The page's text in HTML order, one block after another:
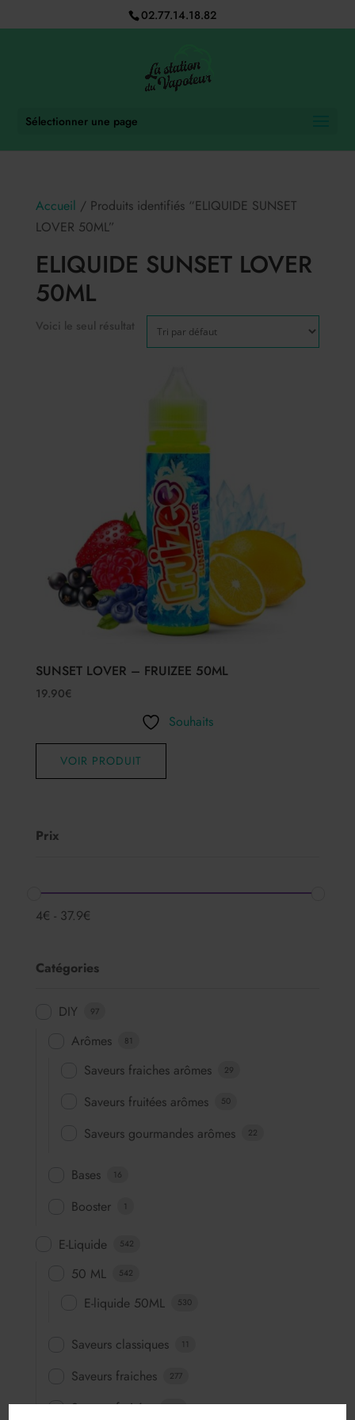
02.77.14.18.82
Sélectionner une page
Accueil / Produits identifiés “ELIQUIDE SUNSET
LOVER 50ML”
ELIQUIDE SUNSET LOVER
50ML
Voici le seul résultat
SUNSET LOVER – FRUIZEE 50ML
19.90€
Souhaits
VOIR PRODUIT
Prix
4€ - 37.9€
Catégories
DIY 97
Arômes 81
Saveurs fraiches arômes 29
Saveurs fruitées arômes 50
Saveurs gourmandes arômes 22
Bases 16
Booster 1
E-Liquide 542
50 ML 542
E-liquide 50ML 530
Saveurs classiques 11
Saveurs fraiches 277
Saveurs fruitées 453